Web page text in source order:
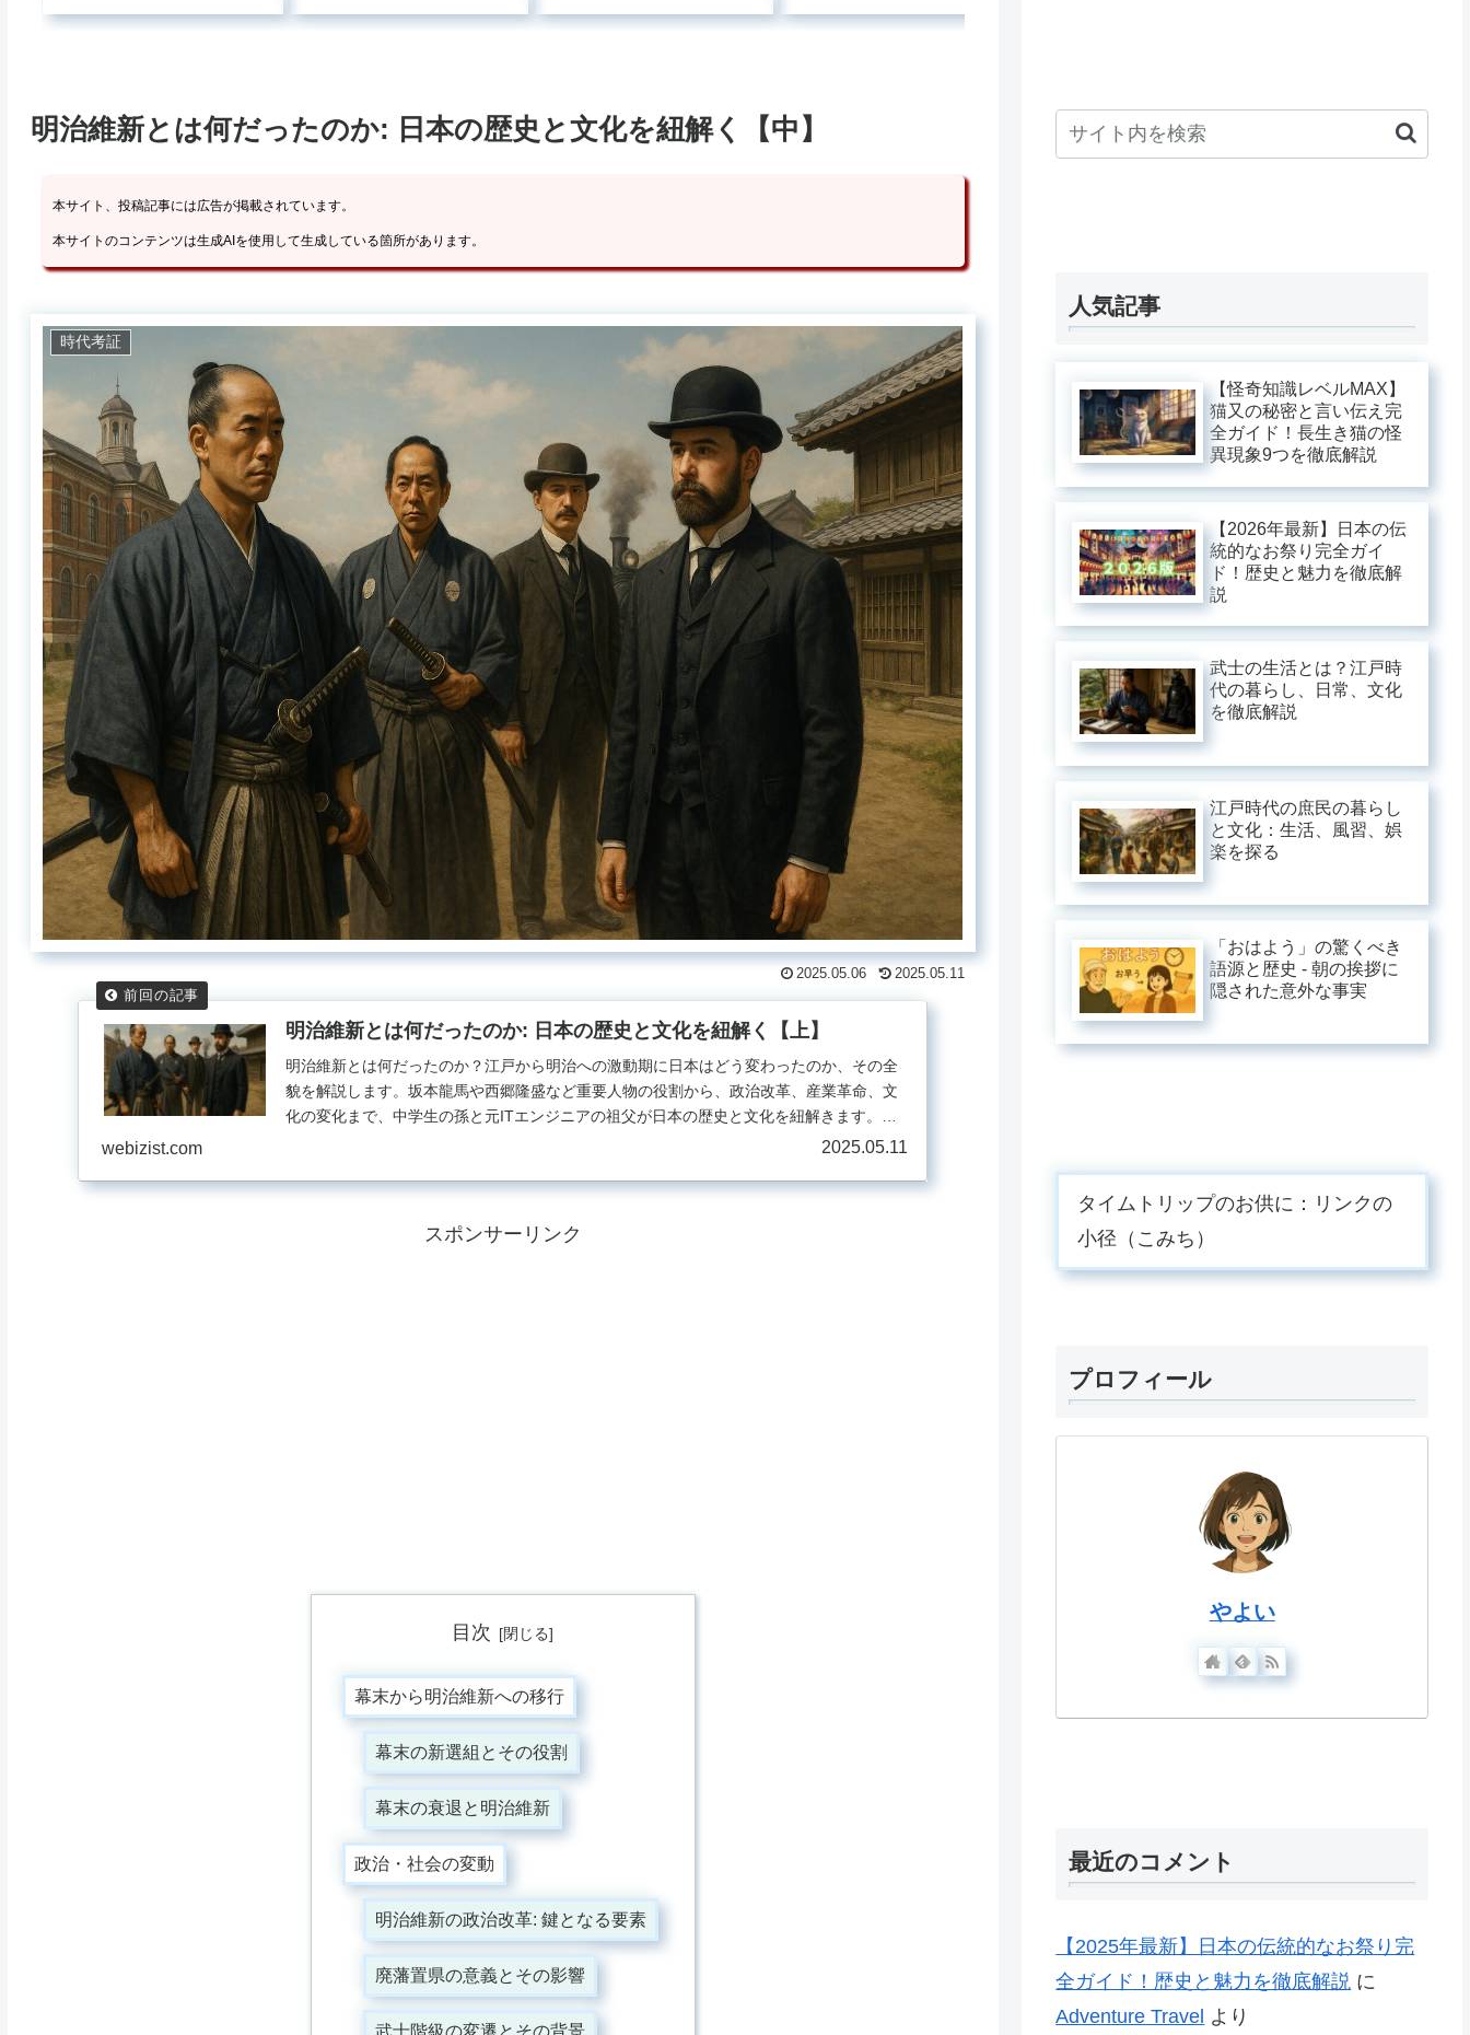
今も響くのか
た？古事記の隠れた雑学
明治維新とは何だったのか: 日本の歴史と文化を紐解く【中】
本サイト、投稿記事には広告が掲載されています。
本サイトのコンテンツは生成AIを使用して生成している箇所があります。
時代考証
2025.05.06 2025.05.11
明治維新とは何だったのか: 日本の歴史と文化を紐解く【上】
明治維新とは何だったのか？江戸から明治への激動期に日本はどう変わったのか、その全
貌を解説します。坂本龍馬や西郷隆盛など重要人物の役割から、政治改革、産業革命、文
化の変化まで、中学生の孫と元ITエンジニアの祖父が日本の歴史と文化を紐解きます。現
webizist.com 2025.05.11
スポンサーリンク
目次
幕末から明治維新への移行
幕末の新選組とその役割
幕末の衰退と明治維新
政治・社会の変動
明治維新の政治改革: 鍵となる要素
廃藩置県の意義とその影響
武士階級の変遷とその背景
人気記事
【怪奇知識レベルMAX】
猫又の秘密と言い伝え完
全ガイド！長生き猫の怪
異現象9つを徹底解説
【2026年最新】日本の伝
統的なお祭り完全ガイ
ド！歴史と魅力を徹底解
説
武士の生活とは？江戸時
代の暮らし、日常、文化
を徹底解説
江戸時代の庶民の暮らし
と文化：生活、風習、娯
楽を探る
「おはよう」の驚くべき
語源と歴史 - 朝の挨拶に
隠された意外な事実
タイムトリップのお供に：リンクの
小径（こみち）
プロフィール
やよい
最近のコメント
【2025年最新】日本の伝統的なお祭り完
全ガイド！歴史と魅力を徹底解説 に
Adventure Travel より